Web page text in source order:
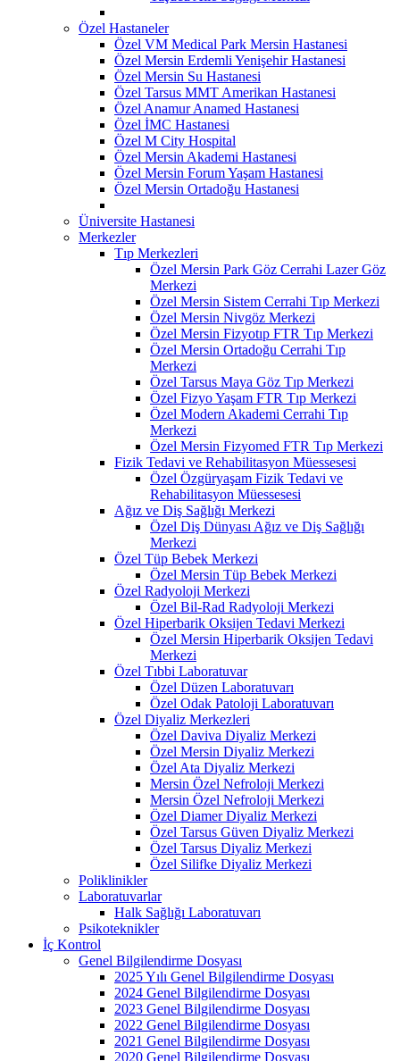
Özel Hastaneler
Özel VM Medical Park Mersin Hastanesi
Özel Mersin Erdemli Yenişehir Hastanesi
Özel Mersin Su Hastanesi
Özel Tarsus MMT Amerikan Hastanesi
Özel Anamur Anamed Hastanesi
Özel İMC Hastanesi
Özel M City Hospital
Özel Mersin Akademi Hastanesi
Özel Mersin Forum Yaşam Hastanesi
Özel Mersin Ortadoğu Hastanesi
Üniversite Hastanesi
Merkezler
Tıp Merkezleri
Özel Mersin Park Göz Cerrahi Lazer Göz
Merkezi
Özel Mersin Sistem Cerrahi Tıp Merkezi
Özel Mersin Nivgöz Merkezi
Özel Mersin Fizyotıp FTR Tıp Merkezi
Özel Mersin Ortadoğu Cerrahi Tıp
Merkezi
Özel Tarsus Maya Göz Tıp Merkezi
Özel Fizyo Yaşam FTR Tıp Merkezi
Özel Modern Akademi Cerrahi Tıp
Merkezi
Özel Mersin Fizyomed FTR Tıp Merkezi
Fizik Tedavi ve Rehabilitasyon Müessesesi
Özel Özgüryaşam Fizik Tedavi ve
Rehabilitasyon Müessesesi
Ağız ve Diş Sağlığı Merkezi
Özel Diş Dünyası Ağız ve Diş Sağlığı
Merkezi
Özel Tüp Bebek Merkezi
Özel Mersin Tüp Bebek Merkezi
Özel Radyoloji Merkezi
Özel Bil-Rad Radyoloji Merkezi
Özel Hiperbarik Oksijen Tedavi Merkezi
Özel Mersin Hiperbarik Oksijen Tedavi
Merkezi
Özel Tıbbi Laboratuvar
Özel Düzen Laboratuvarı
Özel Odak Patoloji Laboratuvarı
Özel Diyaliz Merkezleri
Özel Daviva Diyaliz Merkezi
Özel Mersin Diyaliz Merkezi
Özel Ata Diyaliz Merkezi
Mersin Özel Nefroloji Merkezi
Mersin Özel Nefroloji Merkezi
Özel Diamer Diyaliz Merkezi
Özel Tarsus Güven Diyaliz Merkezi
Özel Tarsus Diyaliz Merkezi
Özel Silifke Diyaliz Merkezi
Poliklinikler
Laboratuvarlar
Halk Sağlığı Laboratuvarı
Psikoteknikler
İç Kontrol
Genel Bilgilendirme Dosyası
2025 Yılı Genel Bilgilendirme Dosyası
2024 Genel Bilgilendirme Dosyası
2023 Genel Bilgilendirme Dosyası
2022 Genel Bilgilendirme Dosyası
2021 Genel Bilgilendirme Dosyası
2020 Genel Bilgilendirme Dosyası